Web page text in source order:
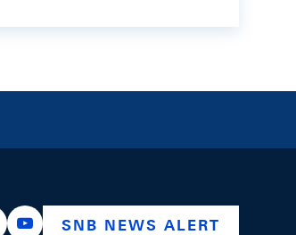
x.com/snb_bns
https://ch.linkedin.com/company/swiss-
https://www.youtube.com/
SNB NEWS ALERT